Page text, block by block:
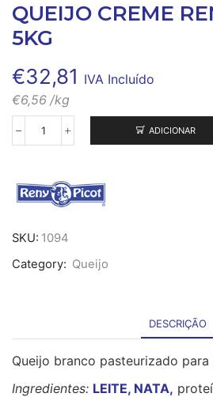
QUEIJO CREME
5KG
€32,81 IVA Incluído
€6,56 /kg
Quantidade
Creme
Reny
-
ADICIONAR
SKU: 1094
Category: Queijo
DESCRIÇÃO
Queijo branco pasteurizado para
Ingredientes: LEITE, NATA,